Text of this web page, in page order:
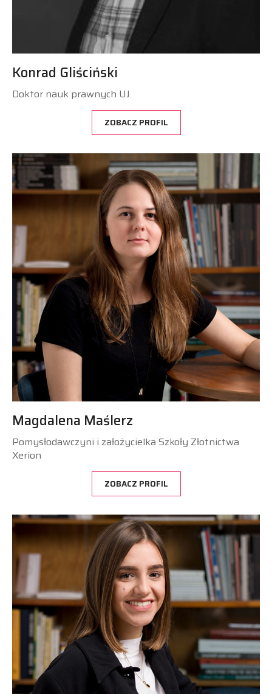
Konrad Gliściński
Doktor nauk prawnych UJ
ZOBACZ PROFIL
Magdalena Maślerz
Pomysłodawczyni i założycielka Szkoły Złotnictwa
Xerion
ZOBACZ PROFIL